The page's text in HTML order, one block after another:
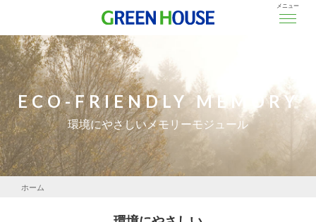
メニュー
ECO-FRIENDLY MEMORY
環境にやさしいメモリーモジュール
ホーム